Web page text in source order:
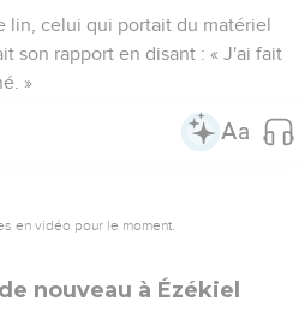
lin, celui qui portait du matériel
son rapport en disant : « J'ai fait
»
en vidéo pour le moment.
nouveau à Ézékiel